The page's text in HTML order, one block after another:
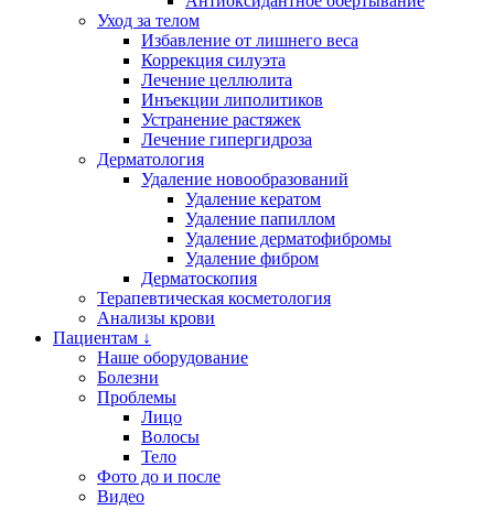
Уход за телом
Избавление от лишнего веса
Коррекция силуэта
Лечение целлюлита
Инъекции липолитиков
Устранение растяжек
Лечение гипергидроза
Дерматология
Удаление новообразований
Удаление кератом
Удаление папиллом
Удаление дерматофибромы
Удаление фибром
Дерматоскопия
Терапевтическая косметология
Анализы крови
Пациентам ↓
Наше оборудование
Болезни
Проблемы
Лицо
Волосы
Тело
Фото до и после
Видео